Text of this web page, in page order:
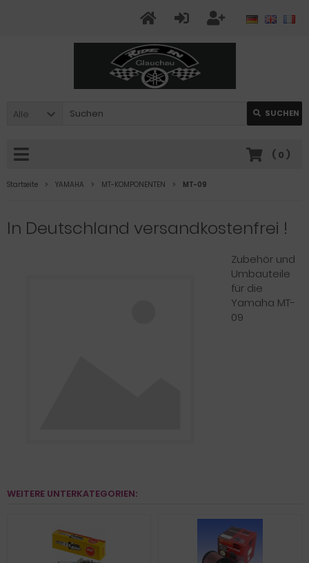
Alle SUCHEN
( 0 )
Startseite YAMAHA MT-KOMPONENTEN MT-09
In Deutschland versandkostenfrei !
Zubehör und
Umbauteile
für die
Yamaha MT-
09
WEITERE UNTERKATEGORIEN: